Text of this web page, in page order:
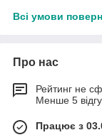
Всі умови
Про нас
Рейтинг не
Менше 5
Працює з